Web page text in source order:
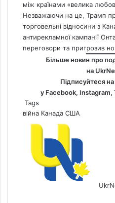
між країнами «велика
Незважаючи на це, Трамп
торговельні відносини з
антирекламної кампанії
переговори та пригрозив
Більше новин про
на
Підписуйтеся
у Facebook, Instagram,
Tags
війна Канада США